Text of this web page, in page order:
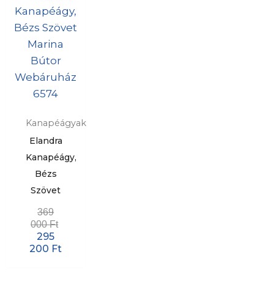
Kanapéágyak
Elandra
Kanapéágy,
Bézs
Szövet
369
000Ft
295
200 Ft